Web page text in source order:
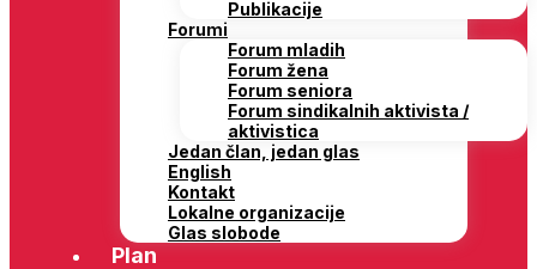
Publikacije
Forumi
Forum mladih
Forum žena
Forum seniora
Forum sindikalnih aktivista /
aktivistica
Jedan član, jedan glas
English
Kontakt
Lokalne organizacije
Glas slobode
Plan